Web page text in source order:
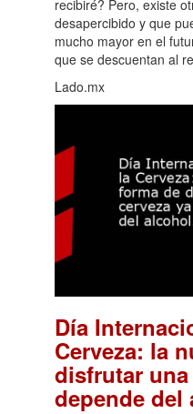
recibiré? Pero, existe
desapercibido y que
mucho mayor en el
que se descuentan al
Lado.mx
Día
Cerveza: la
disfrutar una
depende del